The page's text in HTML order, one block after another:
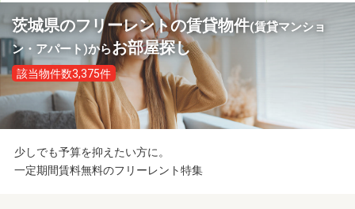
茨城県のフリーレントの賃貸物件(賃貸マンショ
ン・アパート)からお部屋探し
該当物件数3,375件
少しでも予算を抑えたい方に。
一定期間賃料無料のフリーレント特集